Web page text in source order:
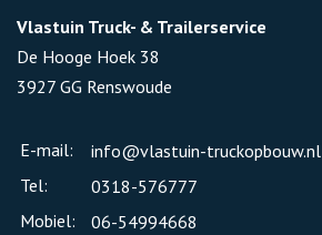
Vlastuin Truck- & Trailerservice
De Hooge Hoek 38
3927 GG Renswoude
E-mail:
info@vlastuin-truckopbouw.nl
Tel:
0318-576777
Mobiel:
06-54994668